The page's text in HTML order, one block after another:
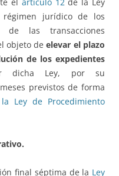
jurídico de los
de las transacciones
objeto deelevar el plazo
de los expedientes
dicha Ley, por su
previstos de forma
Ley de Procedimiento
final séptima de la Ley